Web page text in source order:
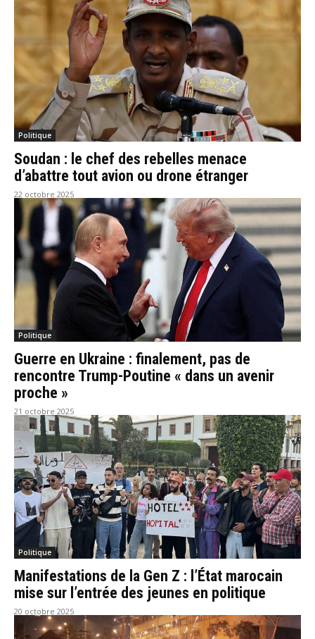
Politique
Soudan : le chef des rebelles menace
d’abattre tout avion ou drone étranger
22 octobre 2025
Politique
Guerre en Ukraine : finalement, pas de
rencontre Trump-Poutine « dans un avenir
proche »
21 octobre 2025
Politique
Manifestations de la Gen Z : l’État marocain
mise sur l’entrée des jeunes en politique
20 octobre 2025